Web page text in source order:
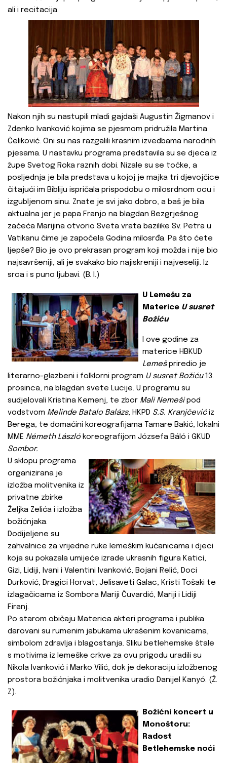
ali i recitacija.
Nakon njih su nastupili mladi gajdaši Augustin Žigmanov i
Zdenko Ivanković kojima se pjesmom pridružila Martina
Čeliković. Oni su nas razgalili krasnim izvedbama narodnih
pjesama. U nastavku programa predstavila su se djeca iz
župe Svetog Roka raznih dobi. Nizale su se točke, a
posljednja je bila predstava u kojoj je majka tri djevojčice
čitajući im Bibliju ispričala prispodobu o milosrdnom ocu i
izgubljenom sinu. Znate je svi jako dobro, a baš je bila
aktualna jer je papa Franjo na blagdan Bezgrješnog
začeća Marijina otvorio Sveta vrata bazilike Sv. Petra u
Vatikanu čime je započela Godina milosrđa. Pa što ćete
ljepše? Bio je ovo prekrasan program koji možda i nije bio
najsavršeniji, ali je svakako bio najiskreniji i najveseliji. Iz
srca i s puno ljubavi. (B. I.)
U Lemešu za
Materice U susret
Božiću
I ove godine za
materice HBKUD
Lemešpriredio je
literarno-glazbeni i folklorni program U susret Božiću13.
prosinca, na blagdan svete Lucije. U programu su
sudjelovali Kristina Kemenj, te zbor Mali Nemešipod
vodstvom Melinde Batalo Balázs, HKPD S.S. Kranjčevićiz
Berega, te domaćini koreografijama Tamare Bakić, lokalni
MME Németh László koreografijom Józsefa Báló i GKUD
Sombor.
U sklopu programa
organizirana je
izložba molitvenika iz
privatne zbirke
Željka Zelića i izložba
božićnjaka.
Dodijeljene su
zahvalnice za vrijedne ruke lemeškim kućanicama i djeci
koja su pokazala umijeće izrade ukrasnih figura Katici,
Gizi, Lidiji, Ivani i Valentini Ivanković, Bojani Relić, Doci
Đurković, Dragici Horvat, Jelisaveti Galac, Kristi Tošaki te
izlagačicama iz Sombora Mariji Čuvardić, Mariji i Lidiji
Firanj.
Po starom običaju Materica akteri programa i publika
darovani su rumenim jabukama ukrašenim kovanicama,
simbolom zdravlja i blagostanja. Sliku betlehemske štale
s motivima iz lemeške crkve za ovu prigodu uradili su
Nikola Ivanković i Marko Vilić, dok je dekoraciju izložbenog
prostora božićnjaka i molitvenika uradio Danijel Kanyó. (Ž.
Z).
Božićni koncert u
Monoštoru:
Radost
Betlehemske noći